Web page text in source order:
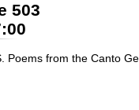
503
Poems from the Canto